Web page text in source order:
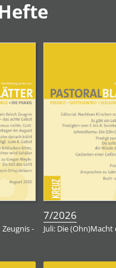
-
7/2026
Juli: Die